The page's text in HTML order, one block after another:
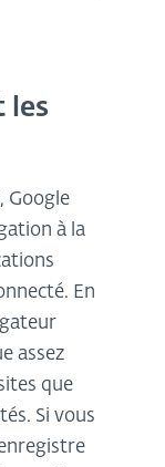
les
Google
à la
En
assez
que
Si vous